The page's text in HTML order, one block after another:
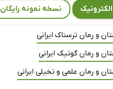
نسخه نمونه رایگان
و رمان ترسناک ایرانی
و رمان گوتیک ایرانی
و رمان علمی و تخیلی ایرانی